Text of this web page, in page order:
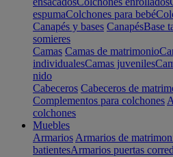
espumaColchones para bebé
Canapés y bases CanapésBase
somieres
Camas Camas de matrimonio
individualesCamas juveniles
nido
Cabeceros Cabeceros de
Complementos para colchones
colchones
Muebles
Armarios Armarios de
batientesArmarios puertas